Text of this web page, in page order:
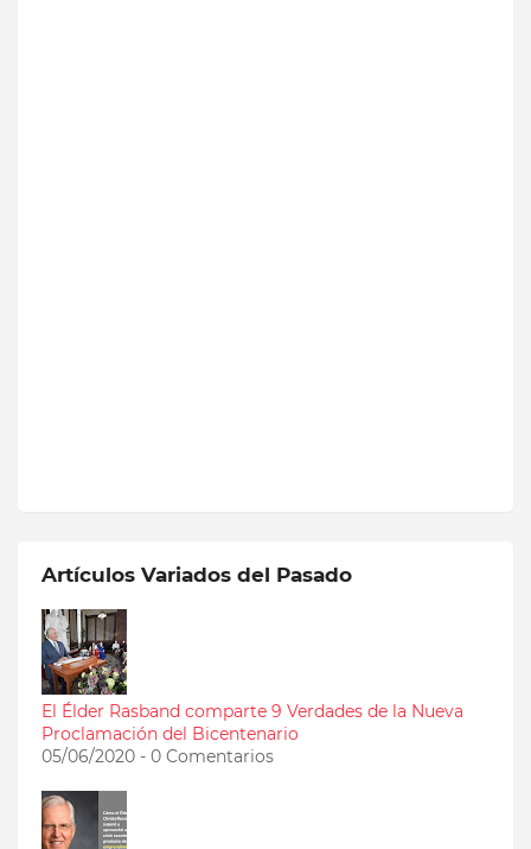
Artículos Variados del Pasado
El Élder Rasband comparte 9 Verdades de la Nueva
Proclamación del Bicentenario
05/06/2020 - 0 Comentarios